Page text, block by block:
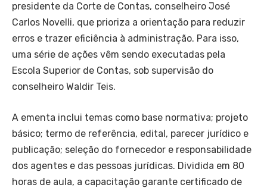
presidente da Corte de Contas, conselheiro José
Carlos Novelli, que prioriza a orientação para reduzir
erros e trazer eficiência à administração. Para isso,
uma série de ações vêm sendo executadas pela
Escola Superior de Contas, sob supervisão do
conselheiro Waldir Teis.
A ementa inclui temas como base normativa; projeto
básico; termo de referência, edital, parecer jurídico e
publicação; seleção do fornecedor e responsabilidade
dos agentes e das pessoas jurídicas. Dividida em 80
horas de aula, a capacitação garante certificado de